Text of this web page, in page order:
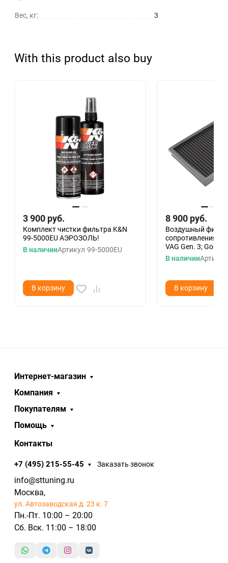
Вес, кг: 3
With this product also buy
3 900 руб.
Комплект чистки фильтра K&N
99-5000EU АЭРОЗОЛЬ!
В наличииАртикул 99-5000EU
В корзину
8 900 руб.
Воздушный
сопротивления
VAG Gen. 3; Golf
В наличииАртикул
В корзину
Интернет-магазин
Компания
Покупателям
Помощь
Контакты
+7 (495) 215-55-45 Заказать звонок
info@sttuning.ru
Москва,
ул. Автозаводская д. 23 к. 7
Пн.-Пт. 10:00 – 20:00
Сб. Вск. 11:00 – 18:00